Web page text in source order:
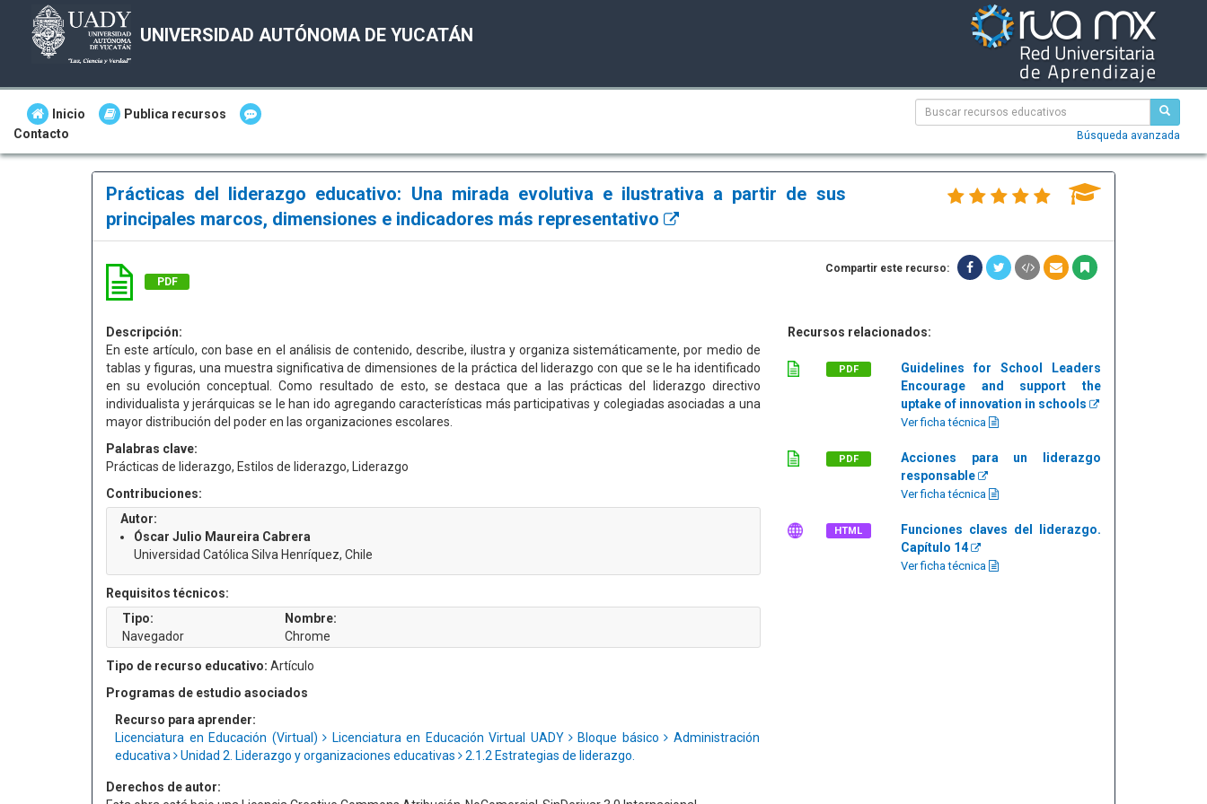
UNIVERSIDAD AUTÓNOMA DE YUCATÁN
Inicio
Publica recursos
Contacto
Búsqueda avanzada
Prácticas del liderazgo educativo: Una mirada evolutiva e ilustrativa a partir de sus
principales marcos, dimensiones e indicadores más representativo
PDF
Compartir este recurso:
Descripción:
En este artículo, con base en el análisis de contenido, describe, ilustra y organiza sistemáticamente, por medio de
tablas y figuras, una muestra significativa de dimensiones de la práctica del liderazgo con que se le ha identificado
en su evolución conceptual. Como resultado de esto, se destaca que a las prácticas del liderazgo directivo
individualista y jerárquicas se le han ido agregando características más participativas y colegiadas asociadas a una
mayor distribución del poder en las organizaciones escolares.
Palabras clave:
Prácticas de liderazgo, Estilos de liderazgo, Liderazgo
Contribuciones:
Autor:
Óscar Julio Maureira Cabrera
Universidad Católica Silva Henríquez, Chile
Requisitos técnicos:
Tipo:
Navegador
Nombre:
Chrome
Tipo de recurso educativo: Artículo
Programas de estudio asociados
Recurso para aprender:
Licenciatura en Educación (Virtual)
Licenciatura en Educación Virtual UADY Bloque básico
Administración
educativa
Unidad 2. Liderazgo y organizaciones educativas 2.1.2 Estrategias de liderazgo.
Derechos de autor:
Recursos relacionados:
PDF
Guidelines for School Leaders
Encourage and support the
uptake of innovation in schools
Ver ficha técnica
PDF
Acciones para un liderazgo
responsable
Ver ficha técnica
HTML
Funciones claves del liderazgo.
Capítulo 14
Ver ficha técnica